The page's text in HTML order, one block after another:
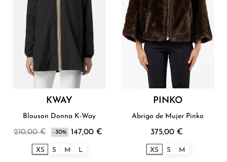
KWAY
Blouson Donna K-Way
210,00 € -30% 147,00 €
XS S M L
PINKO
Abrigo de Mujer Pinko
375,00 €
XS S M